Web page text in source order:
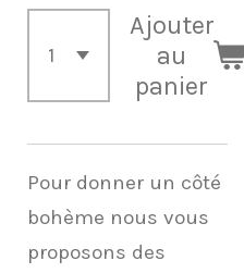
Ajouter
au
panier
Pour donner un côté
bohème nous vous
proposons des